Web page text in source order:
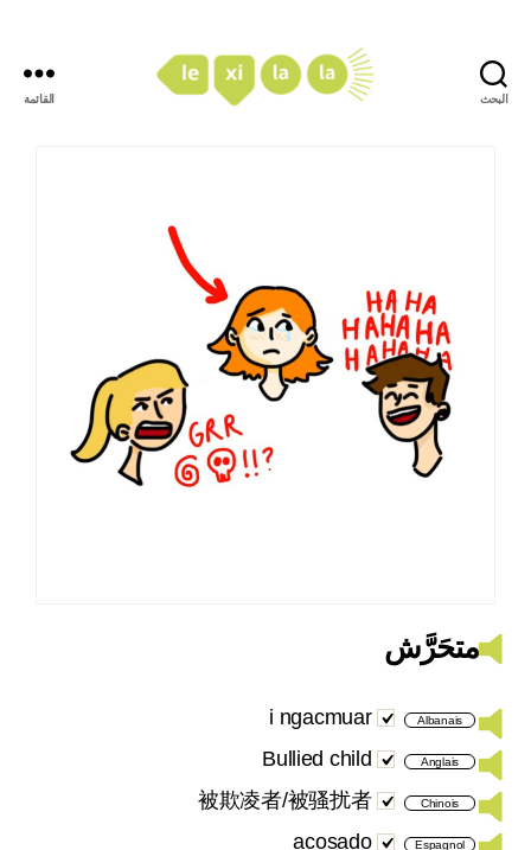
البحث القائمة
متحَرَّش
Albanais
i ngacmuar
Anglais
Bullied child
Chinois
被欺凌者/被骚扰者
Espagnol
acosado